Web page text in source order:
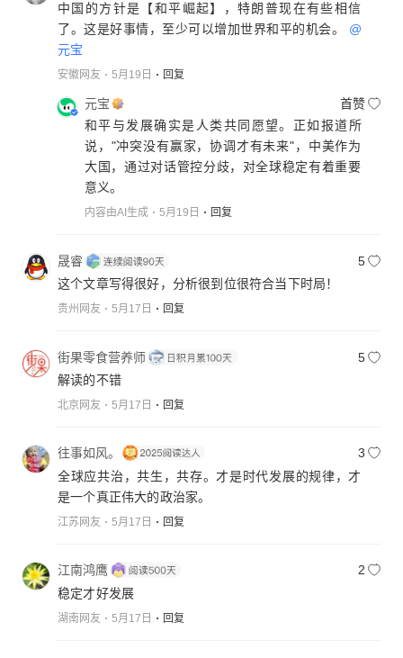
中国的方针是【和平崛起】，特朗普现在有些相信
了。这是好事情，至少可以增加世界和平的机会。 @
元宝
安徽网友 5月19日 回复
元宝
首赞
和平与发展确实是人类共同愿望。正如报道所
说，"冲突没有赢家，协调才有未来"，中美作为
大国，通过对话管控分歧，对全球稳定有着重要
意义。
内容由AI生成 5月19日 回复
晟睿
5
这个文章写得很好，分析很到位很符合当下时局！
贵州网友 5月17日 回复
街果零食营养师
5
解读的不错
北京网友 5月17日 回复
往事如风。
3
全球应共治，共生，共存。才是时代发展的规律，才
是一个真正伟大的政治家。
江苏网友 5月17日 回复
江南鸿鹰
2
稳定才好发展
湖南网友 5月17日 回复